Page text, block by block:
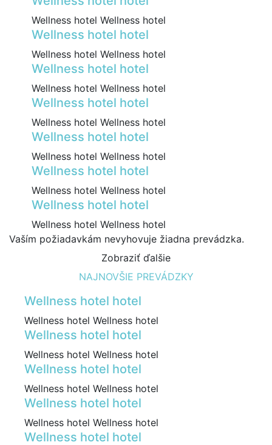
Wellness hotel Wellness hotel
Wellness hotel hotel
Wellness hotel Wellness hotel
Wellness hotel hotel
Wellness hotel Wellness hotel
Wellness hotel hotel
Wellness hotel Wellness hotel
Wellness hotel hotel
Wellness hotel Wellness hotel
Wellness hotel hotel
Wellness hotel Wellness hotel
Wellness hotel hotel
Wellness hotel Wellness hotel
Vaším požiadavkám nevyhovuje žiadna prevádzka.
Zobraziť ďalšie
NAJNOVŠIE PREVÁDZKY
Wellness hotel hotel
Wellness hotel Wellness hotel
Wellness hotel hotel
Wellness hotel Wellness hotel
Wellness hotel hotel
Wellness hotel Wellness hotel
Wellness hotel hotel
Wellness hotel Wellness hotel
Wellness hotel hotel